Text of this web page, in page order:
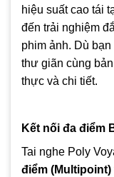
hiệu suất cao tái
đến trải nghiệm
phim ảnh. Dù
thư giãn cùng
thực và chi tiết.
Kết nối đa điểm
Tai nghe Poly
điểm (Multipoint)